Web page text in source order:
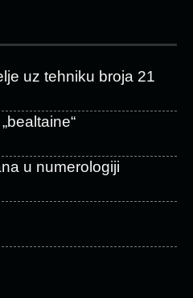
uz tehniku broja 21
u numerologiji